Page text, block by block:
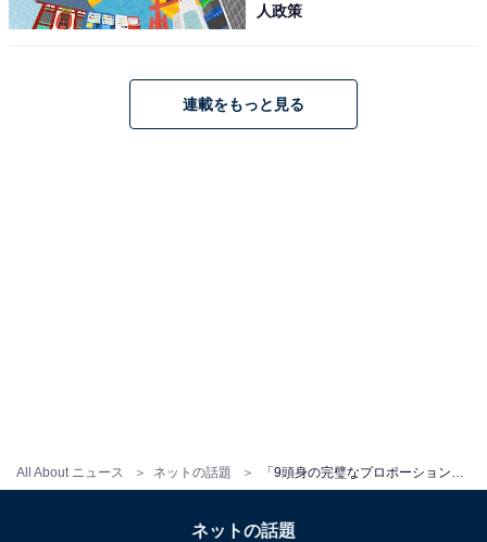
All About ニュース ネットの話題 「9頭身の完璧なプロポーション」相沢菜々子、ビキニ姿で背中チラリ！ 『FRIDAY』表紙を飾る
人政策
連載をもっと見る
ネットの話題